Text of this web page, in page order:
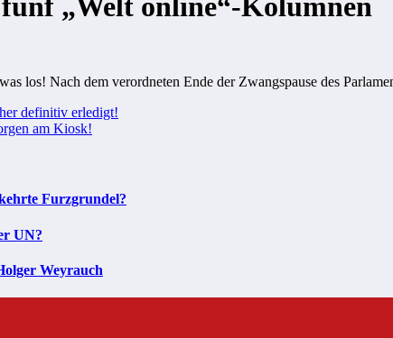
„Welt online“-Kolumnen
los! Nach dem verordneten Ende der Zwangspause des
definitiv erledigt!
am Kiosk!
Furzgrundel?
UN?
Weyrauch